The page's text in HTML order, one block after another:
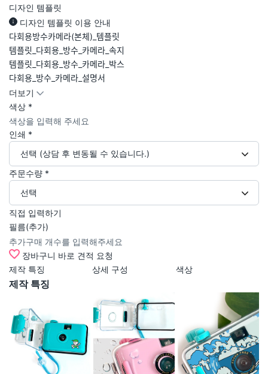
디자인 템플릿
디자인 템플릿 이용 안내
다회용방수카메라(본체)_템플릿
템플릿_다회용_방수_카메라_속지
템플릿_다회용_방수_카메라_박스
다회용_방수_카메라_설명서
더보기
색상 *
인쇄 *
선택 (상담 후 변동될 수 있습니다.)
주문수량 *
선택
직접 입력하기
필름(추가)
장바구니 바로 견적 요청
제작 특징
상세 구성 색상
제작 특징